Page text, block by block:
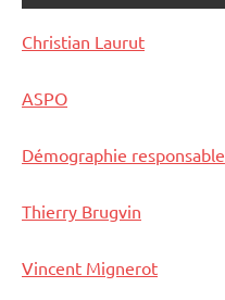
Christian Laurut
ASPO
Démographie responsable
Thierry Brugvin
Vincent Mignerot